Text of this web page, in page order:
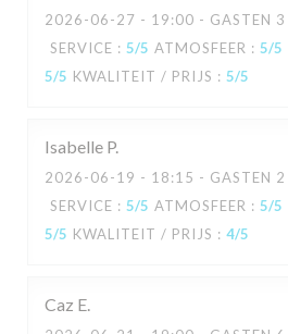
2026-06-27 - 19:00 - GASTEN 3
SERVICE : 5/5 ATMOSFEER : 5/5
5/5 KWALITEIT / PRIJS : 5/5
Isabelle P
2026-06-19 - 18:15 - GASTEN 2
SERVICE : 5/5 ATMOSFEER : 5/5
5/5 KWALITEIT / PRIJS : 4/5
Caz E